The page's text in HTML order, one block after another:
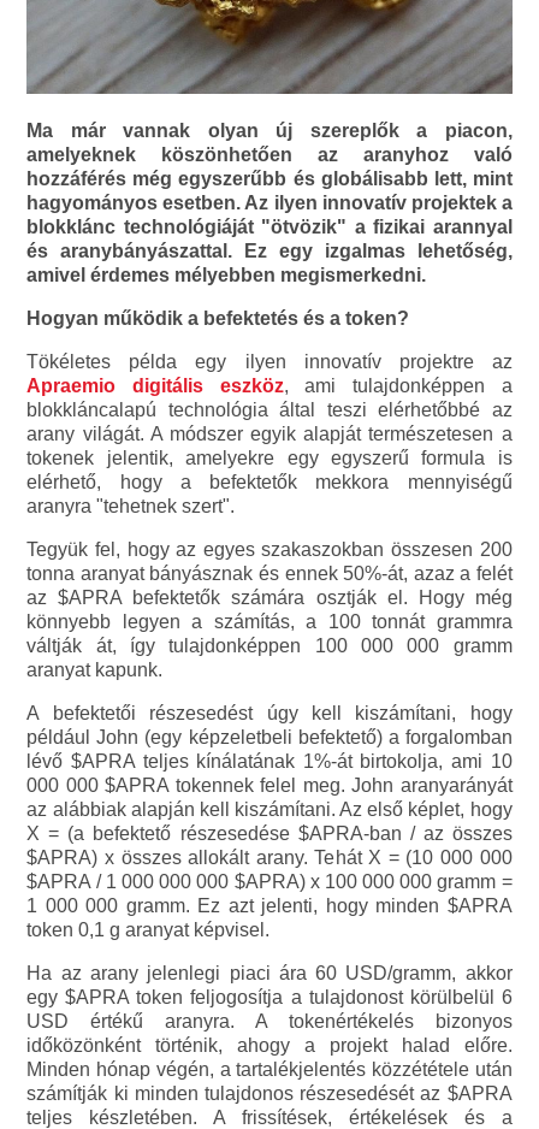
Ma már vannak olyan új szereplők a piacon,
amelyeknek köszönhetően az aranyhoz való
hozzáférés még egyszerűbb és globálisabb lett, mint
hagyományos esetben. Az ilyen innovatív projektek a
blokklánc technológiáját "ötvözik" a fizikai arannyal
és aranybányászattal. Ez egy izgalmas lehetőség,
amivel érdemes mélyebben megismerkedni.
Hogyan működik a befektetés és a token?
Tökéletes példa egy ilyen innovatív projektre az
Apraemio digitális eszköz, ami tulajdonképpen a
blokkláncalapú technológia által teszi elérhetőbbé az
arany világát. A módszer egyik alapját természetesen a
tokenek jelentik, amelyekre egy egyszerű formula is
elérhető, hogy a befektetők mekkora mennyiségű
aranyra "tehetnek szert".
Tegyük fel, hogy az egyes szakaszokban összesen 200
tonna aranyat bányásznak és ennek 50%-át, azaz a felét
az $APRA befektetők számára osztják el. Hogy még
könnyebb legyen a számítás, a 100 tonnát grammra
váltják át, így tulajdonképpen 100 000 000 gramm
aranyat kapunk.
A befektetői részesedést úgy kell kiszámítani, hogy
például John (egy képzeletbeli befektető) a forgalomban
lévő $APRA teljes kínálatának 1%-át birtokolja, ami 10
000 000 $APRA tokennek felel meg. John aranyarányát
az alábbiak alapján kell kiszámítani. Az első képlet, hogy
X = (a befektető részesedése $APRA-ban / az összes
$APRA) x összes allokált arany. Tehát X = (10 000 000
$APRA / 1 000 000 000 $APRA) x 100 000 000 gramm =
1 000 000 gramm. Ez azt jelenti, hogy minden $APRA
token 0,1 g aranyat képvisel.
Ha az arany jelenlegi piaci ára 60 USD/gramm, akkor
egy $APRA token feljogosítja a tulajdonost körülbelül 6
USD értékű aranyra. A tokenértékelés bizonyos
időközönként történik, ahogy a projekt halad előre.
Minden hónap végén, a tartalékjelentés közzététele után
számítják ki minden tulajdonos részesedését az $APRA
teljes készletében. A frissítések, értékelések és a